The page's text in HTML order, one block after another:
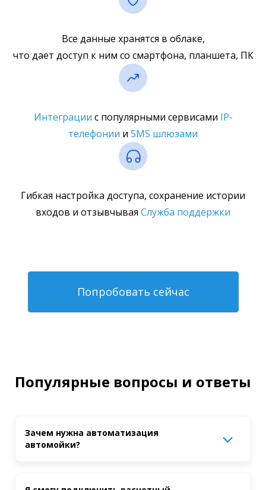
Все данные хранятся в облаке,
что дает доступ к ним со смартфона, планшета, ПК
Интеграции с популярными сервисами IP-
телефонии и SMS шлюзами
Гибкая настройка доступа, сохранение истории
входов и отзывчывая Служба поддержки
Попробовать сейчас
Популярные вопросы и ответы
Зачем нужна автоматизация
автомойки?
Автоматизация автомойки нужна для того, чтобы